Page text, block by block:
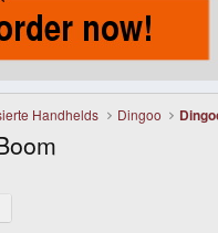
Handhelds Dingoo